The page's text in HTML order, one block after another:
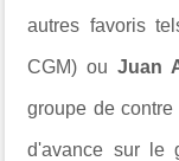
autres favoris
CGM) ou Juan
groupe de
d'avance sur le